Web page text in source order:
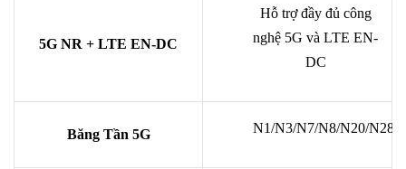
5G NR + LTE EN-DC
Hỗ trợ đầy đủ công
nghệ 5G và LTE EN-
DC
Băng Tần 5G N1/N3/N7/N8/N20/N28/